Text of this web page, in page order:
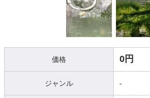
価格 0円
ジャンル -